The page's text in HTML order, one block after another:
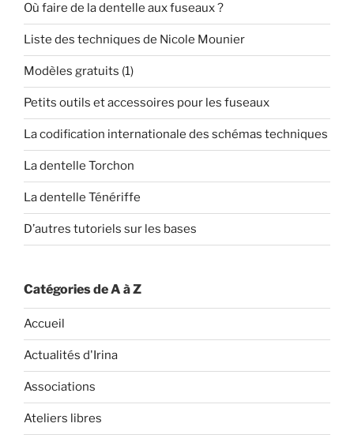
Où faire de la dentelle aux fuseaux ?
Liste des techniques de Nicole Mounier
Modèles gratuits (1)
Petits outils et accessoires pour les fuseaux
La codification internationale des schémas techniques
La dentelle Torchon
La dentelle Ténériffe
D’autres tutoriels sur les bases
Catégories de A à Z
Accueil
Actualités d'Irina
Associations
Ateliers libres